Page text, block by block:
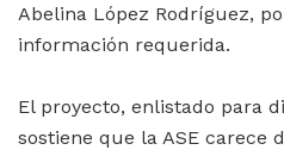
Abelina López Rodríguez,
información requerida.
El proyecto, enlistado para
sostiene que la ASE carece